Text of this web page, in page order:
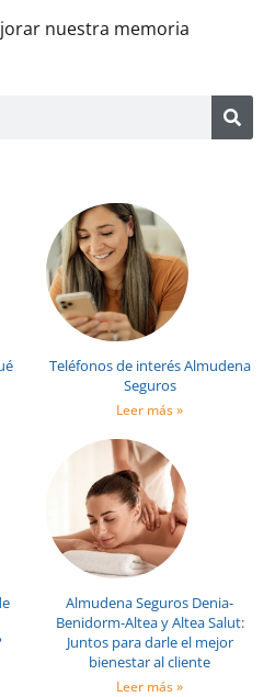
nuestra memoria
Teléfonos de interés Almudena
Seguros
Leer más »
Almudena Seguros Denia-
Benidorm-Altea y Altea Salut:
Juntos para darle el mejor
bienestar al cliente
Leer más »